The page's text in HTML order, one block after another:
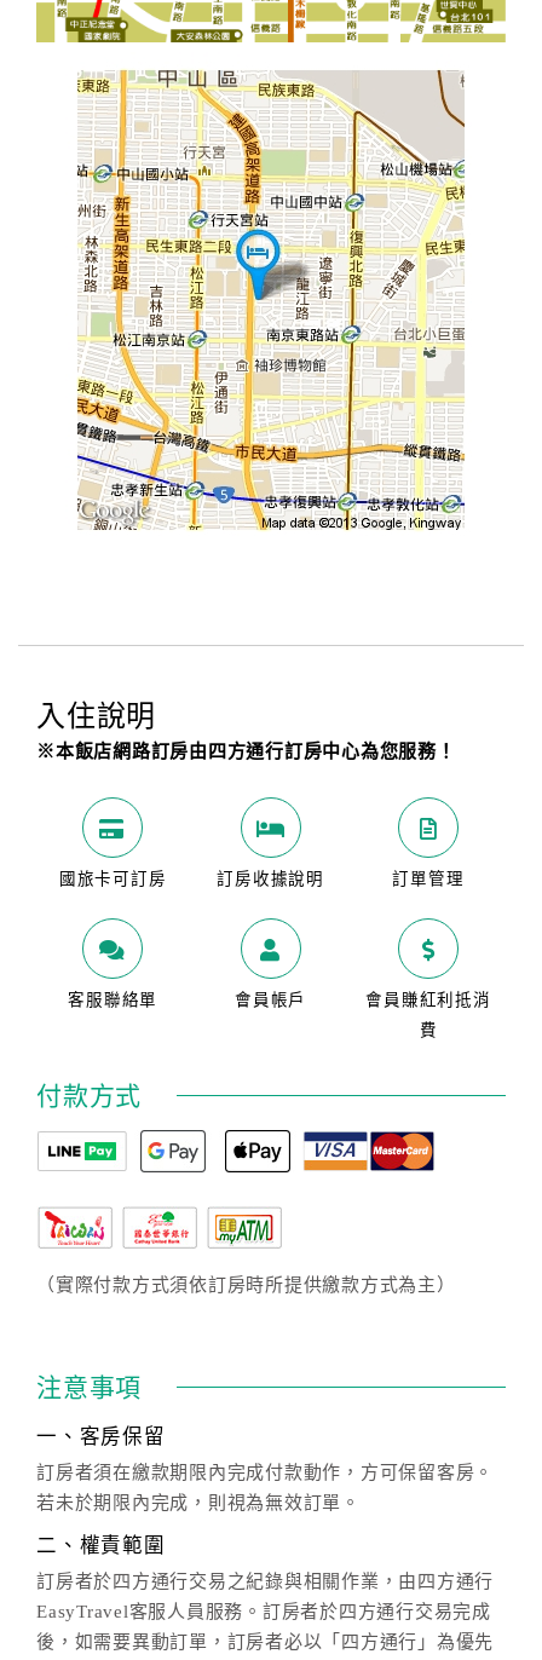
入住說明
※本飯店網路訂房由四方通行訂房中心為您服務！
國旅卡可訂房 訂房收據說明 訂單管理
客服聯絡單 會員帳戶
會員賺紅利抵消
費
付款方式
（實際付款方式須依訂房時所提供繳款方式為主）
注意事項
一、客房保留
訂房者須在繳款期限內完成付款動作，方可保留客房。
若未於期限內完成，則視為無效訂單。
二、權責範圍
訂房者於四方通行交易之紀錄與相關作業，由四方通行
EasyTravel客服人員服務。訂房者於四方通行交易完成
後，如需要異動訂單，訂房者必以「四方通行」為優先